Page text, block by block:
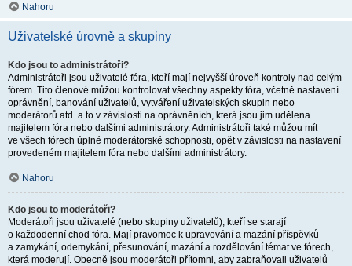
Nahoru
Uživatelské úrovně a skupiny
Kdo jsou to administrátoři?
Administrátoři jsou uživatelé fóra, kteří mají nejvyšší úroveň kontroly nad celým
fórem. Tito členové můžou kontrolovat všechny aspekty fóra, včetně nastavení
oprávnění, banování uživatelů, vytváření uživatelských skupin nebo
moderátorů atd. a to v závislosti na oprávněních, která jsou jim udělena
majitelem fóra nebo dalšími administrátory. Administrátoři také můžou mít
ve všech fórech úplné moderátorské schopnosti, opět v závislosti na nastavení
provedeném majitelem fóra nebo dalšími administrátory.
Nahoru
Kdo jsou to moderátoři?
Moderátoři jsou uživatelé (nebo skupiny uživatelů), kteří se starají
o každodenní chod fóra. Mají pravomoc k upravování a mazání příspěvků
a zamykání, odemykání, přesunování, mazání a rozdělování témat ve fórech,
která moderují. Obecně jsou moderátoři přítomni, aby zabraňovali uživatelů